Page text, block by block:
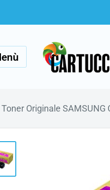
Toner Originale SAMSUNG